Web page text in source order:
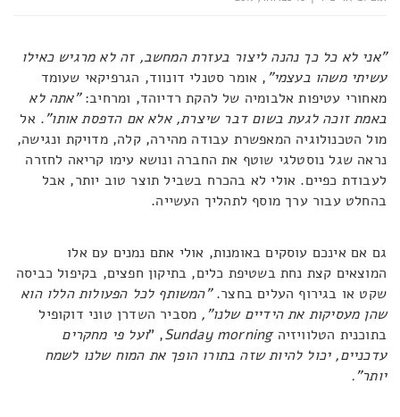
"אני לא כל כך נהנה ליצור בעזרת המחשב, זה לא מרגיש כאילו
עשיתי משהו בעצמי", אומר סטנלי דונווד, הגרפיקאי שעומד
מאחורי עטיפות אלבומיה של להקת רדיוהד, ומרחיב:"אתה לא
באמת זוכה לגעת בשום דבר שיצרת, אלא אם הדפסת אותו". אל
מול הטכנולוגיה המאפשרת עבודה מהירה, קלה, מדויקת ונגישה,
נראה שגל נוסטלגי שוטף את החברה ונושא עימו קריאה לחזרה
לעבודת כפיים. אולי לא בהכרח בשביל תוצר טוב יותר, אבל
בהחלט עבור ערך מוסף לתהליך העשייה.
גם אם אינכם עוסקים באומנות, אולי אתם נמנים עם אלו
המוצאים קצת נחת בשטיפת כלים, בתיקון חפצים, בקיפול כביסה
שקט או בגירוף העלים בחצר."המשותף לכל הפעולות הללו הוא
שהן מעסיקות את הידיים שלנו", מסביר השדרן טוני דוקופיל
בתוכנית הטלוויזיהSunday morning
, "ועל פי מחקרים
עדכניים, יכול להיות שזה בתורו הופך את המוח שלנו לשמח
יותר".